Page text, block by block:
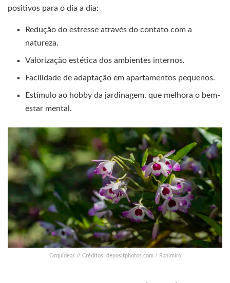
positivos para o dia a dia:
Redução do estresse através do contato com a
natureza.
Valorização estética dos ambientes internos.
Facilidade de adaptação em apartamentos pequenos.
Estímulo ao hobby da jardinagem, que melhora o bem-
estar mental.
Orquídeas // Créditos: depositphotos.com / Ranimiro